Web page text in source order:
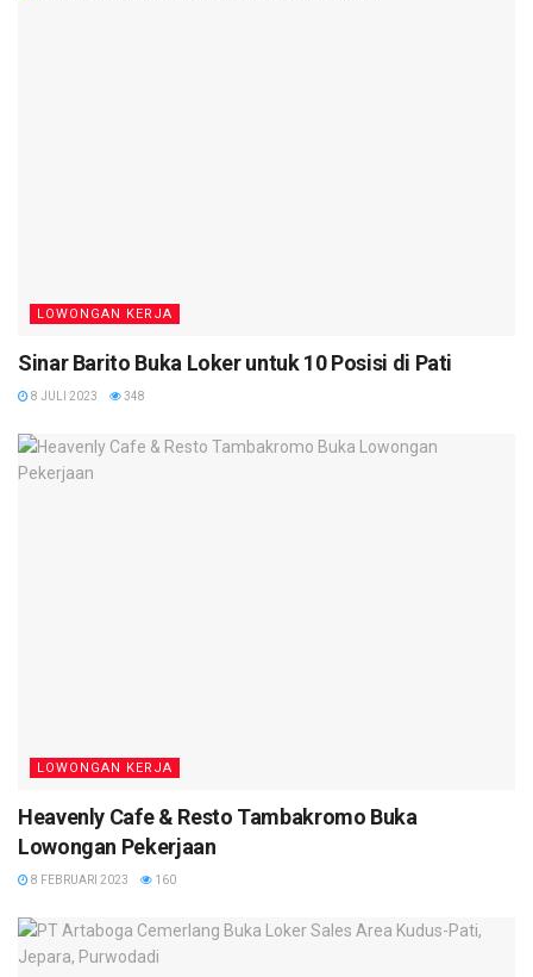
LOWONGAN KERJA
Sinar Barito Buka Loker untuk 10 Posisi di Pati
8 JULI 2023 348
LOWONGAN KERJA
Heavenly Cafe & Resto Tambakromo Buka
Lowongan Pekerjaan
8 FEBRUARI 2023 160